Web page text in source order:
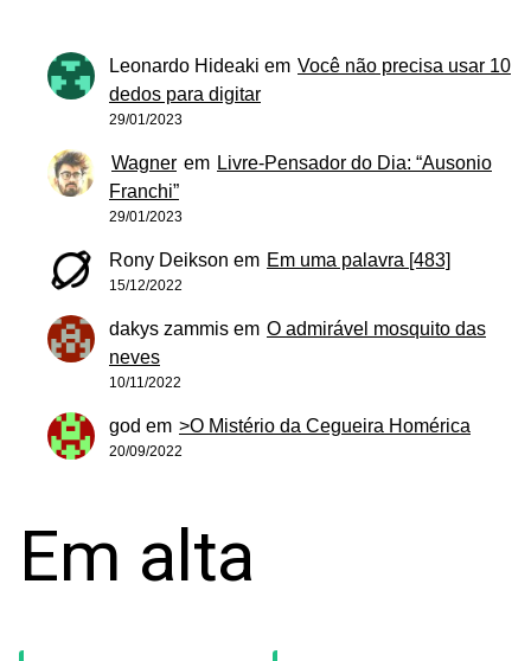
Leonardo Hideaki em Você não precisa usar 10
dedos para digitar
29/01/2023
Wagner em Livre-Pensador do Dia: “Ausonio
Franchi”
29/01/2023
Rony Deikson em Em uma palavra [483]
15/12/2022
dakys zammis em O admirável mosquito das
neves
10/11/2022
god em >O Mistério da Cegueira Homérica
20/09/2022
Em alta